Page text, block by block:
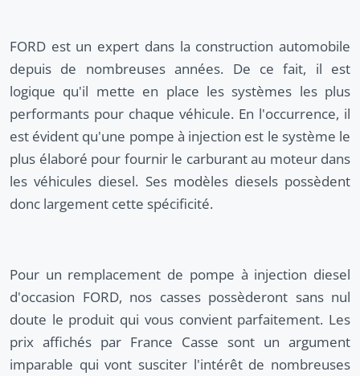
FORD est un expert dans la construction automobile
depuis de nombreuses années. De ce fait, il est
logique qu'il mette en place les systèmes les plus
performants pour chaque véhicule. En l'occurrence, il
est évident qu'une pompe à injection est le système le
plus élaboré pour fournir le carburant au moteur dans
les véhicules diesel. Ses modèles diesels possèdent
donc largement cette spécificité.
Pour un remplacement de pompe à injection diesel
d'occasion FORD, nos casses possèderont sans nul
doute le produit qui vous convient parfaitement. Les
prix affichés par France Casse sont un argument
imparable qui vont susciter l'intérêt de nombreuses